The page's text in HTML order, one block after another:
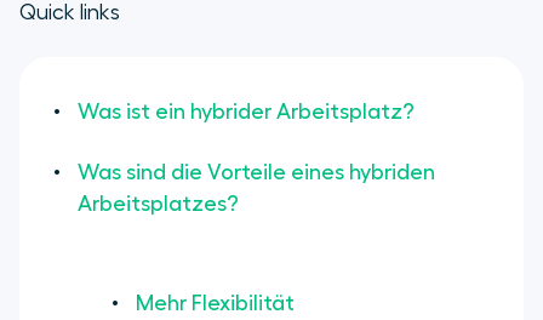
Quick links
Was ist ein hybrider Arbeitsplatz?
Was sind die Vorteile eines hybriden
Arbeitsplatzes?
Mehr Flexibilität